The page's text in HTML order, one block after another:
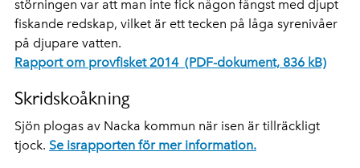
störningen var att man inte fick någon fångst med djupt
fiskande redskap, vilket är ett tecken på låga syrenivåer
på djupare vatten.
Rapport om provfisket 2014 (PDF-dokument, 836 kB)
Skridskoåkning
Sjön plogas av Nacka kommun när isen är tillräckligt
tjock. Se israpporten för mer information.